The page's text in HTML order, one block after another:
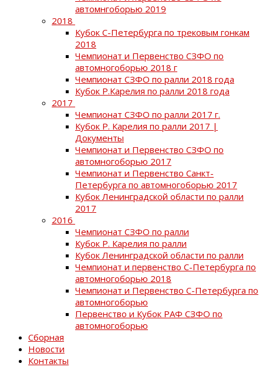
автомнгоборью 2019
2018
Кубок С-Петербурга по трековым гонкам
2018
Чемпионат и Первенство СЗФО по
автомногоборью 2018 г
Чемпионат СЗФО по ралли 2018 года
Кубок Р.Карелия по ралли 2018 года
2017
Чемпионат СЗФО по ралли 2017 г.
Кубок Р. Карелия по ралли 2017 |
Документы
Чемпионат и Первенство СЗФО по
автомногоборью 2017
Чемпионат и Первенство Санкт-
Петербурга по автомногоборью 2017
Кубок Ленинградской области по ралли
2017
2016
Чемпионат СЗФО по ралли
Кубок Р. Карелия по ралли
Кубок Ленинградской области по ралли
Чемпионат и первенство С-Петербурга по
автомногоборью 2018
Чемпионат и Первенство С-Петербурга по
автомногоборью
Первенство и Кубок РАФ СЗФО по
автомногоборью
Сборная
Новости
Контакты